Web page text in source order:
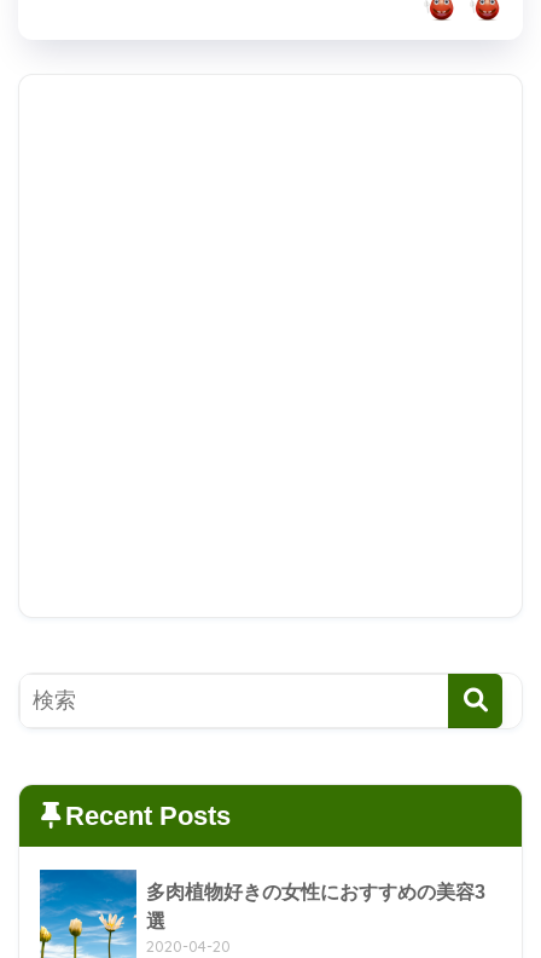
Recent Posts
多肉植物好きの女性におすすめの美容3
選
2020-04-20